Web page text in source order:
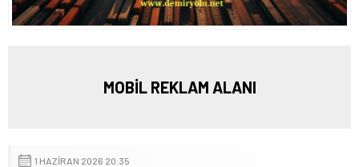
MOBİL REKLAM ALANI
1 HAZIRAN 2026 20:35